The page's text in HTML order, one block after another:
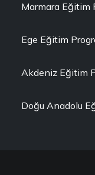
Marmara Eğitim
Ege Eğitim
Akdeniz Eğitim
Doğu Anadolu